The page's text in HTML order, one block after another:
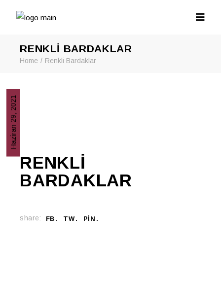
RENKLI BARDAKLAR
Home Renkli Bardaklar
Haziran 29, 2021
RENKLI
BARDAKLAR
share: FB TW PIN